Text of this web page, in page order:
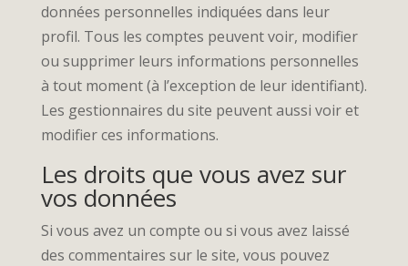
données personnelles indiquées dans leur
profil. Tous les comptes peuvent voir, modifier
ou supprimer leurs informations personnelles
à tout moment (à l’exception de leur identifiant).
Les gestionnaires du site peuvent aussi voir et
modifier ces informations.
Les droits que vous avez sur
vos données
Si vous avez un compte ou si vous avez laissé
des commentaires sur le site, vous pouvez